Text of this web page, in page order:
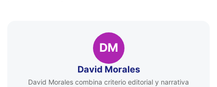
DM
David Morales
David Morales combina criterio editorial y narrativa